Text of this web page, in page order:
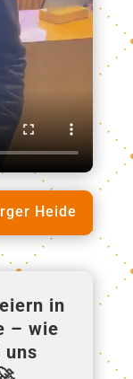
Heide
in
– wie
uns